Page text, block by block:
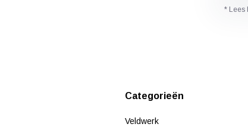
* Lees
Categorieën
Veldwerk